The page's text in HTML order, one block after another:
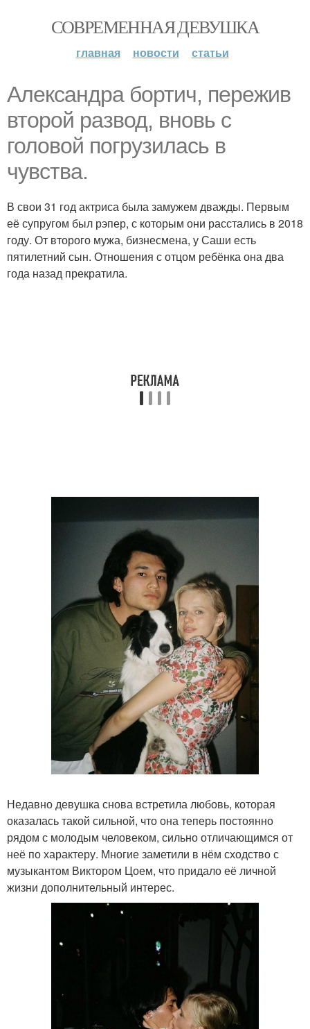
СОВРЕМЕННАЯ ДЕВУШКА
главная новости статьи
Александра бортич, пережив
второй развод, вновь с
головой погрузилась в
чувства.
В свои 31 год актриса была замужем дважды. Первым
её супругом был рэпер, с которым они расстались в 2018
году. От второго мужа, бизнесмена, у Саши есть
пятилетний сын. Отношения с отцом ребёнка она два
года назад прекратила.
Недавно девушка снова встретила любовь, которая
оказалась такой сильной, что она теперь постоянно
рядом с молодым человеком, сильно отличающимся от
неё по характеру. Многие заметили в нём сходство с
музыкантом Виктором Цоем, что придало её личной
жизни дополнительный интерес.